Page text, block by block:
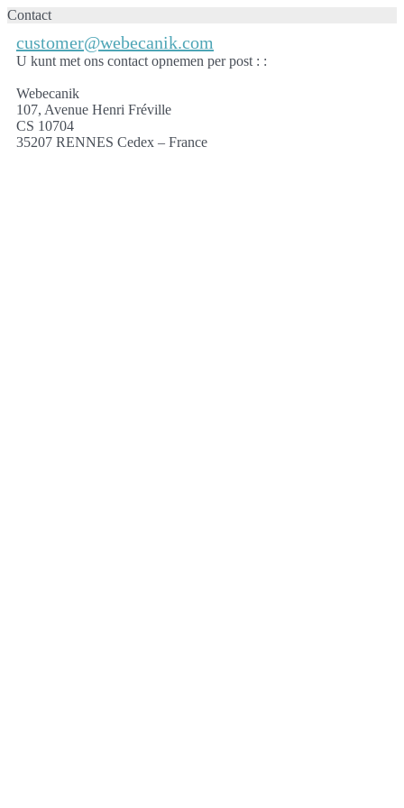
Contact
customer@webecanik.com
U kunt met ons contact opnemen per post : :
Webecanik
107, Avenue Henri Fréville
CS 10704
35207 RENNES Cedex – France